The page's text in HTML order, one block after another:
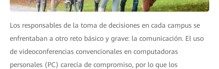
Los responsables de la toma de decisiones en cada campus se
enfrentaban a otro reto básico y grave: la comunicación. El uso
de videoconferencias convencionales en computadoras
personales (PC) carecía de compromiso, por lo que los